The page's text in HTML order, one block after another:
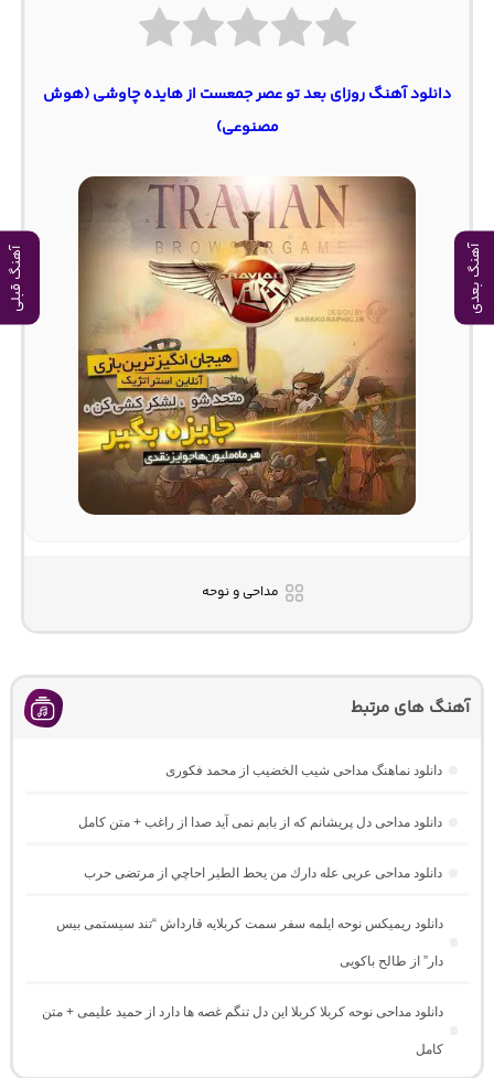
آهنگ بعدی آهنگ قبلی
دانلود آهنگ روزای بعد تو عصر جمعست از هایده چاوشی (هوش
مصنوعی)
مداحی و نوحه
آهنگ های مرتبط
دانلود نماهنگ مداحی شیب الخضیب از محمد فکوری
دانلود مداحی دل پریشانم که از بابم نمی آید صدا از راغب + متن کامل
دانلود مداحی عربی عله دارك من يحط الطير احاچي از مرتضی حرب
دانلود ریمیکس نوحه ایلمه سفر سمت کربلایه قارداش “تند سیستمی بیس
دار” از طالح باکویی
دانلود مداحی نوحه کربلا کربلا این دل تنگم غصه ها دارد از حمید علیمی + متن
کامل